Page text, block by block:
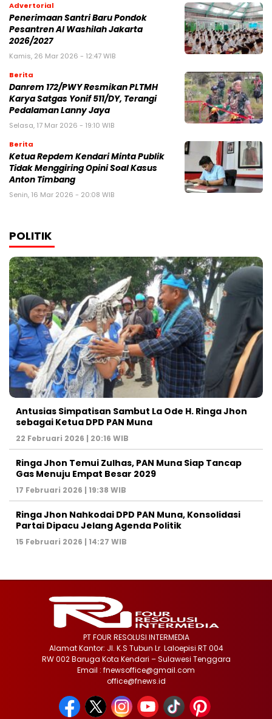
Advertorial
Penerimaan Santri Baru Pondok
Pesantren Al Washilah Jakarta
2026/2027
Kamis, 26 Mar 2026 - 12:47 WIB
Berita
Danrem 172/PWY Resmikan PLTMH
Karya Satgas Yonif 511/DY, Terangi
Pedalaman Lanny Jaya
Selasa, 17 Mar 2026 - 19:10 WIB
Berita
Ketua Repdem Kendari Minta Publik
Tidak Menggiring Opini Soal Kasus
Anton Timbang
Senin, 16 Mar 2026 - 20:08 WIB
POLITIK
Antusias Simpatisan Sambut La Ode H. Ringa Jhon
sebagai Ketua DPD PAN Muna
22 Februari 2026 | 20:16 WIB
Ringa Jhon Temui Zulhas, PAN Muna Siap Tancap
Gas Menuju Empat Besar 2029
17 Februari 2026 | 19:38 WIB
Ringa Jhon Nahkodai DPD PAN Muna, Konsolidasi
Partai Dipacu Jelang Agenda Politik
15 Februari 2026 | 14:27 WIB
PT FOUR RESOLUSI INTERMEDIA
Alamat Kantor: Jl. K.S Tubun Lr. Laloepisi RT 004
RW 002 Baruga Kota Kendari – Sulawesi Tenggara
Email : fnewsoffice@gmail.com
office@fnews.id